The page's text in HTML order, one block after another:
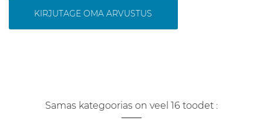
KIRJUTAGE OMA ARVUSTUS
Samas kategoorias on veel 16 toodet :